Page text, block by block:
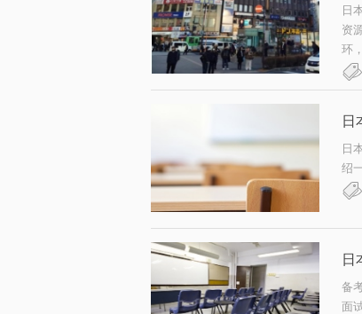
日
资
环
日
日
绍
日
备
面